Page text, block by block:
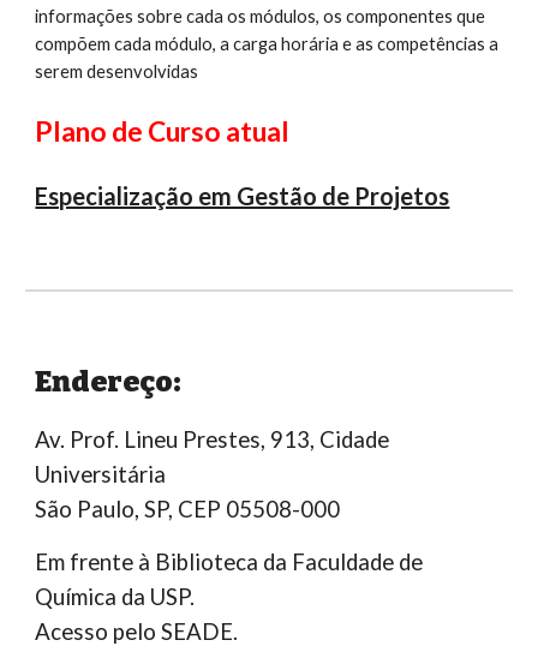
informações sobre cada os módulos, os componentes que
compõem cada módulo, a carga horária e as competências a
serem desenvolvidas
Plano de Curso atual
Especialização em Gestão de Projetos
Endereço:
Av. Prof. Lineu Prestes, 913, Cidade
Universitária
São Paulo, SP, CEP 05508-000
Em frente à Biblioteca da Faculdade de
Química da USP.
Acesso pelo SEADE.